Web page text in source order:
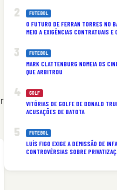
FUTEBOL
O FUTURO DE FERRAN TORRES NO
MEIO A EXIGÊNCIAS CONTRATUAIS E
FUTEBOL
MARK CLATTENBURG NOMEIA OS
QUE ARBITROU
GOLF
VITÓRIAS DE GOLFE DE DONALD
ACUSAÇÕES DE BATOTA
FUTEBOL
LUÍS FIGO EXIGE A DEMISSÃO DE
CONTROVÉRSIAS SOBRE